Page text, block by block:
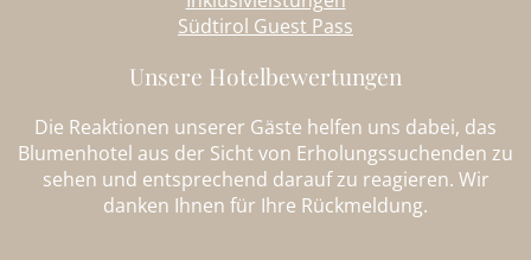
Südtirol Guest Pass
Unsere Hotelbewertungen
Die Reaktionen unserer Gäste helfen uns dabei, das
Blumenhotel aus der Sicht von Erholungssuchenden zu
sehen und entsprechend darauf zu reagieren. Wir
danken Ihnen für Ihre Rückmeldung.